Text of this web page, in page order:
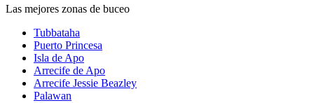
Las mejores zonas de buceo
Tubbataha
Puerto Princesa
Isla de Apo
Arrecife de Apo
Arrecife Jessie Beazley
Palawan